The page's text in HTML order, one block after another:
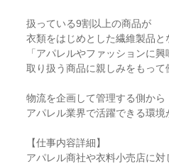
扱っている9割以上の商品が
衣類をはじめとした繊維製品と
「アパレルやファッションに
取り扱う商品に親しみをもって
物流を企画して管理する側から
アパレル業界で活躍できる環境
【仕事内容詳細】
アパレル商社や衣料小売店に対